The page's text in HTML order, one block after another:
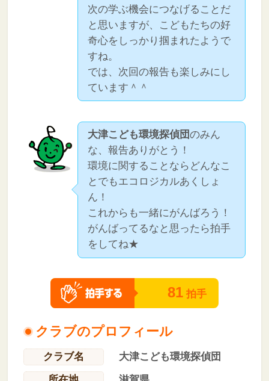
次の学ぶ機会につなげることだ
と思いますが、こどもたちの好
奇心をしっかり掴まれたようで
すね。
では、次回の報告も楽しみにし
ています＾＾
大津こども環境探偵団のみん
な、報告ありがとう！
環境に関することならどんなこ
とでもエコロジカルあくしょ
ん！
これからも一緒にがんばろう！
がんばってるなと思ったら拍手
をしてね★
81 拍手
クラブのプロフィール
クラブ名
大津こども環境探偵団